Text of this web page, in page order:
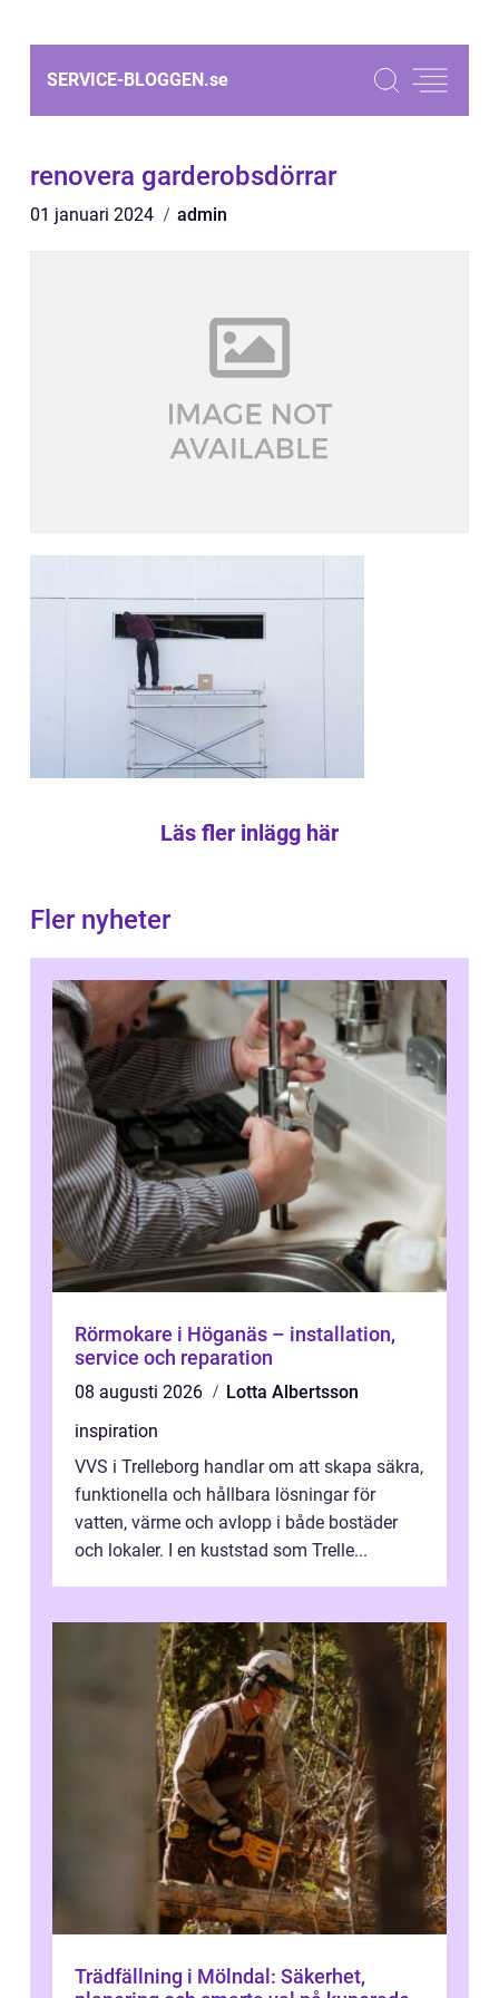
SERVICE-BLOGGEN.se
renovera garderobsdörrar
01 januari 2024 admin
Läs fler inlägg här
Fler nyheter
Rörmokare i Höganäs – installation,
service och reparation
08 augusti 2026
Lotta Albertsson
inspiration
VVS i Trelleborg handlar om att skapa säkra,
funktionella och hållbara lösningar för
vatten, värme och avlopp i både bostäder
och lokaler. I en kuststad som Trelle...
Trädfällning i Mölndal: Säkerhet,